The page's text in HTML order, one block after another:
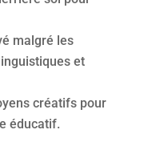
malgré les
et
créatifs pour
éducatif.